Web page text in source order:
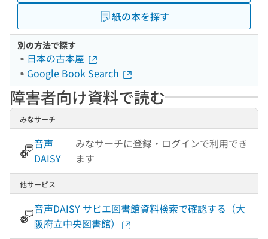
紙の本を探す
別の方法で探す
日本の古本屋
Google Book Search
障害者向け資料で読む
みなサーチ
音声
DAISY
みなサーチに登録・ログインで利用でき
ます
他サービス
音声DAISY サピエ図書館資料検索で確認する（大
阪府立中央図書館）